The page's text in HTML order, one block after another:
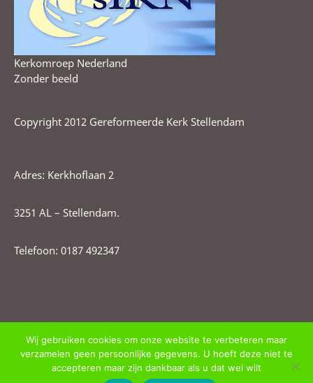
Kerkomroep Nederland
Zonder beeld
Copyright 2012 Gereformeerde Kerk Stellendam
Adres: Kerkhoflaan 2
3251 AL – Stellendam.
Telefoon: 0187 492347
Copyright © 2026 Gereformeerde kerk stellendam. All Rights Reserved.
Wij gebruiken cookies om onze website te verbeteren maar
verzamelen geen persoonlijke gegevens. U hoeft deze niet te
accepteren maar zijn dankbaar als u dat wel wilt